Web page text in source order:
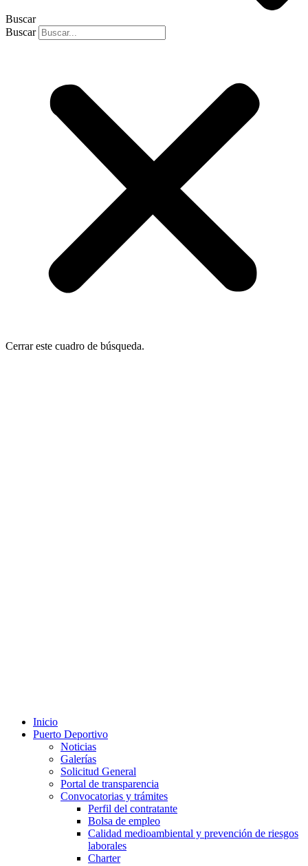
Buscar
Buscar
Cerrar este cuadro de búsqueda.
Inicio
Puerto Deportivo
Noticias
Galerías
Solicitud General
Portal de transparencia
Convocatorias y trámites
Perfil del contratante
Bolsa de empleo
Calidad medioambiental y prevención de riesgos
laborales
Charter